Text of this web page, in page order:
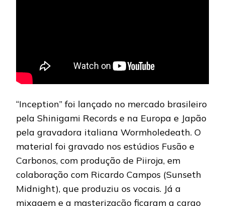
“Inception” foi lançado no mercado brasileiro
pela Shinigami Records e na Europa e Japão
pela gravadora italiana Wormholedeath. O
material foi gravado nos estúdios Fusão e
Carbonos, com produção de Piiroja, em
colaboração com Ricardo Campos (Sunseth
Midnight), que produziu os vocais. Já a
mixagem e a masterização ficaram a cargo